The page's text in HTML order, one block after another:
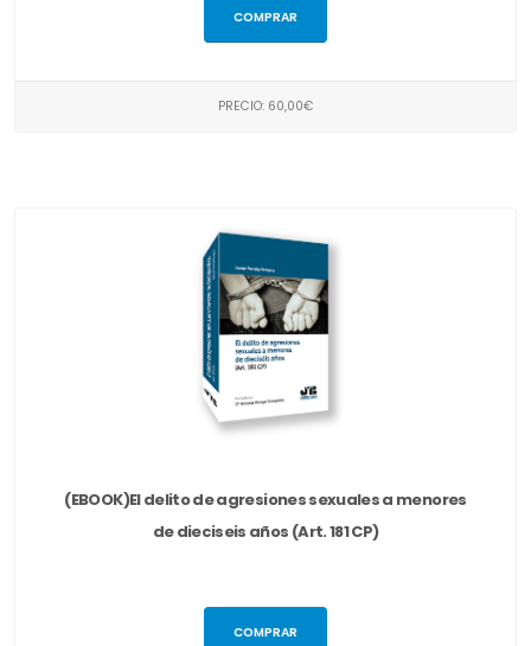
COMPRAR
PRECIO: 60,00€
(EBOOK)El delito de agresiones sexuales a menores
de dieciseis años (Art. 181 CP)
COMPRAR